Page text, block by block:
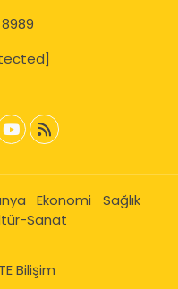
8989
Ekonomi
Sağlık
Sanat
TE Bilişim